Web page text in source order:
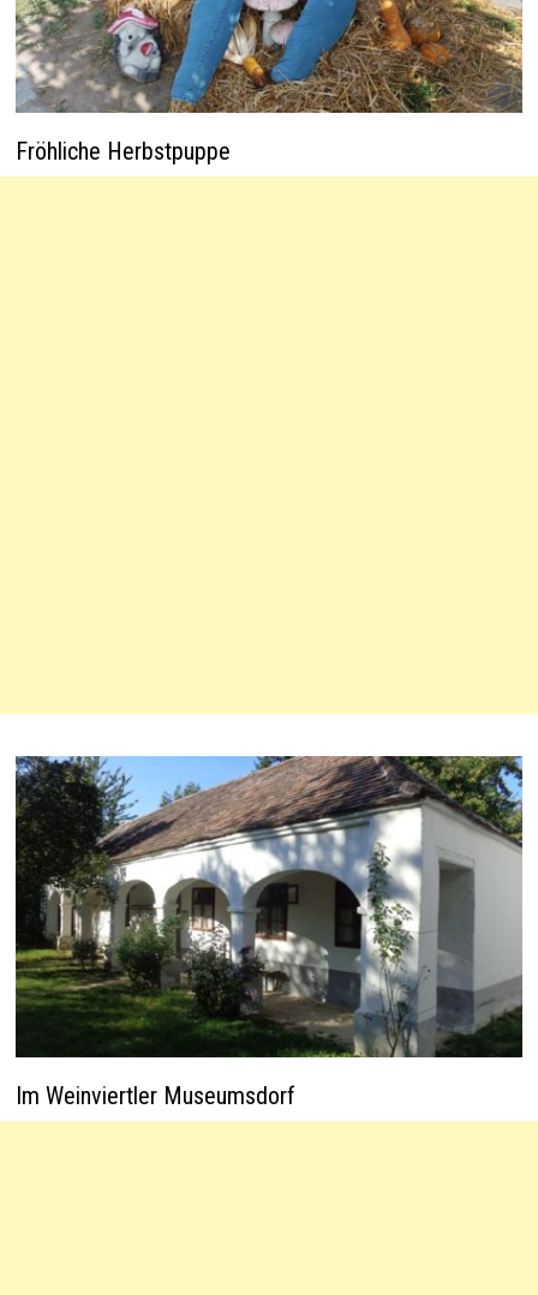
Fröhliche Herbstpuppe
Im Weinviertler Museumsdorf